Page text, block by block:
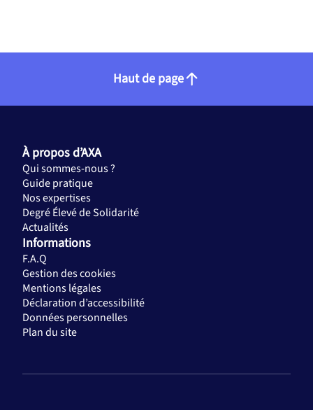
Haut de page
À propos d’AXA
Qui sommes-nous ?
Guide pratique
Nos expertises
Degré Élevé de Solidarité
Actualités
Informations
F.A.Q
Gestion des cookies
Mentions légales
Déclaration d’accessibilité
Données personnelles
Plan du site